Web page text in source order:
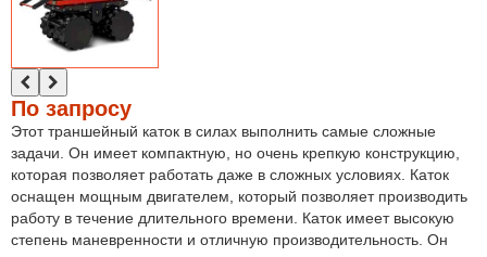
По запросу
Этот траншейный каток в силах выполнить самые сложные
задачи. Он имеет компактную, но очень крепкую конструкцию,
которая позволяет работать даже в сложных условиях. Каток
оснащен мощным двигателем, который позволяет производить
работу в течение длительного времени. Каток имеет высокую
степень маневренности и отличную производительность. Он